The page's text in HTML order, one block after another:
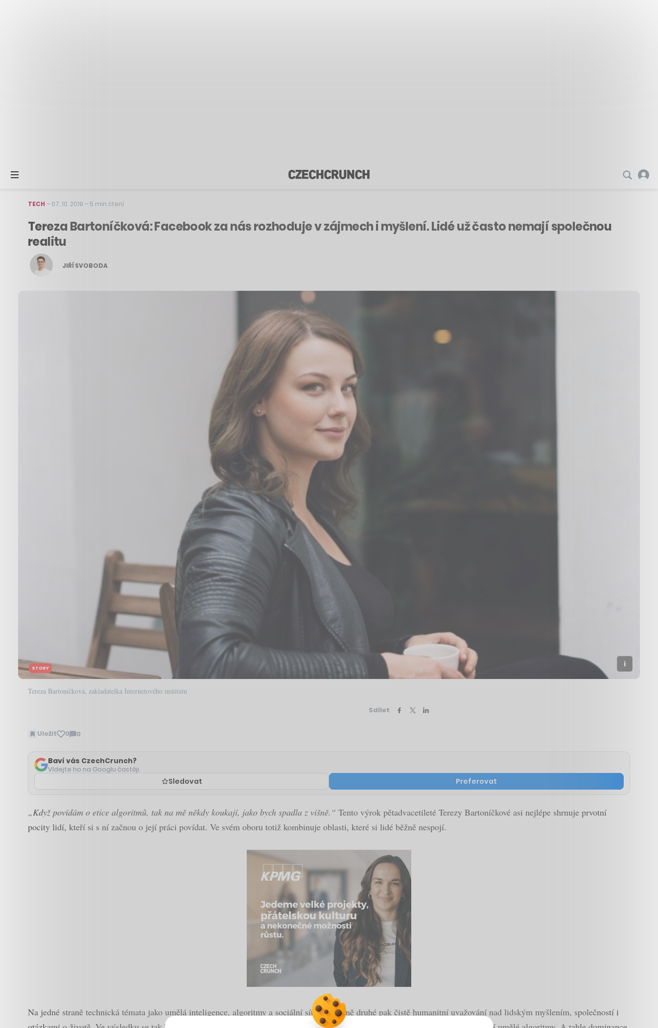
TECH – 07. 10. 2019 – 5 min čtení
Tereza Bartoníčková: Facebook za nás rozhoduje v zájmech i myšlení. Lidé už často nemají společnou
realitu
JIŘÍ SVOBODA
STORY
Tereza Bartoníčková, zakladatelka Internetového institutu
Sdílet
Uložit 0 0
Zobrazit
Baví vás CzechCrunch?
Vídejte ho na Googlu častěji.
Sledovat Preferovat
„Když povídám o etice algoritmů, tak na mě někdy koukají, jako bych spadla z višně.“ Tento výrok pětadvacetileté Terezy Bartoníčkové asi nejlépe shrnuje prvotní
pocity lidí, kteří si s ní začnou o její práci povídat. Ve svém oboru totiž kombinuje oblasti, které si lidé běžně nespojí.
Na jedné straně technická témata jako umělá inteligence, algoritmy a sociální sítě, na straně druhé pak čistě humanitní uvažování nad lidským myšlením, společností i